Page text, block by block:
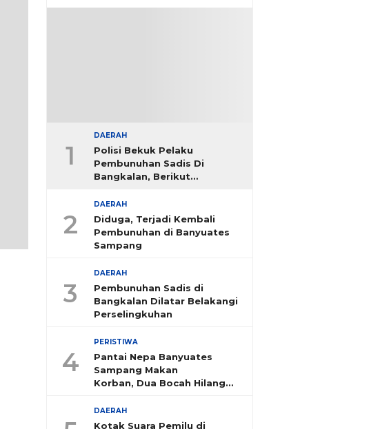
1
DAERAH
Polisi Bekuk Pelaku
Pembunuhan Sadis Di
Bangkalan, Berikut
2
DAERAH
Diduga, Terjadi Kembali
Pembunuhan di Banyuates
Sampang
3
DAERAH
Pembunuhan Sadis di
Bangkalan Dilatar Belakangi
Perselingkuhan
4
PERISTIWA
Pantai Nepa Banyuates
Sampang Makan
Korban, Dua Bocah Hilang
DAERAH
Kotak Suara Pemilu di